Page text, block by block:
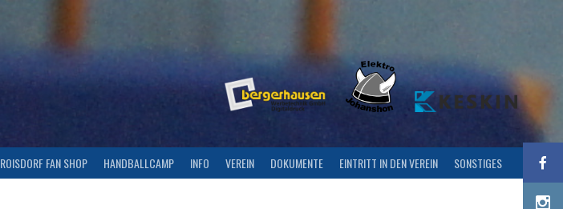
FAN SHOP HANDBALLCAMP INFO VEREIN DOKUMENTE EINTRITT IN DEN VEREIN SONSTIGES